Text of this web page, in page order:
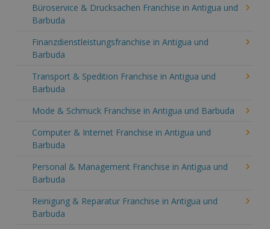
Büroservice & Drucksachen Franchise in Antigua und
Barbuda
Finanzdienstleistungsfranchise in Antigua und
Barbuda
Transport & Spedition Franchise in Antigua und
Barbuda
Mode & Schmuck Franchise in Antigua und Barbuda
Computer & Internet Franchise in Antigua und
Barbuda
Personal & Management Franchise in Antigua und
Barbuda
Reinigung & Reparatur Franchise in Antigua und
Barbuda